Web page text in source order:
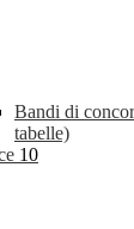
Bandi di
tabelle)
10